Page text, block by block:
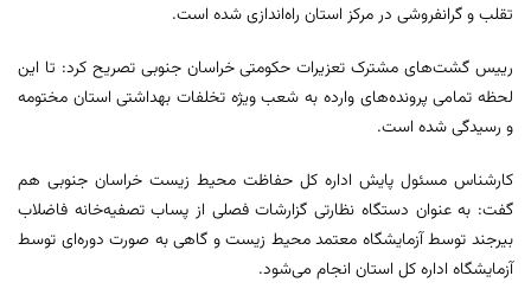
تقلب و گرانفروشی در مرکز استان راه‌اندازی شده است.
رییس گشت‌های مشترک تعزیرات حکومتی خراسان جنوبی تصریح کرد: تا این
لحظه تمامی پرونده‌های وارده به شعب ویژه تخلفات بهداشتی استان مختومه
و رسیدگی شده است.
کارشناس مسئول پایش اداره کل حفاظت محیط ‌زیست خراسان جنوبی هم
گفت: به عنوان دستگاه نظارتی گزارشات فصلی از پساب تصفیه‌خانه فاضلاب
بیرجند توسط آزمایشگاه معتمد محیط زیست و گاهی به صورت دوره‌ای توسط
آزمایشگاه اداره کل استان انجام می‌شود.